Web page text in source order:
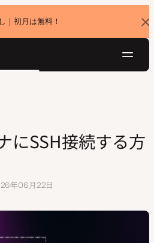
｜初月は無料！
バ
ナ
ョ
方法
にSSH接続する方
年06月22日